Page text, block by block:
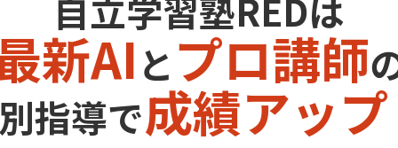
自立学習塾REDは
新AIとプロ講師
指導で成績アッ